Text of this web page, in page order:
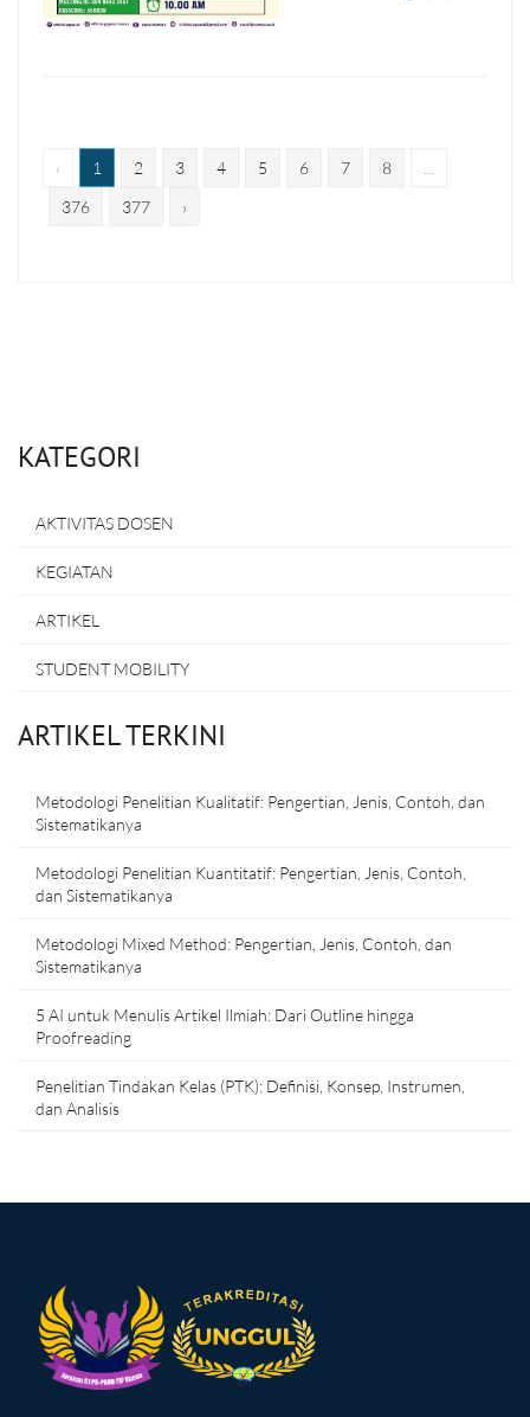
‹ 1 2 3 4 5 6 7 8
376
377 ›
KATEGORI
AKTIVITAS DOSEN
KEGIATAN
ARTIKEL
STUDENT MOBILITY
ARTIKEL TERKINI
Metodologi Penelitian Kualitatif: Pengertian, Jenis, Contoh, dan
Sistematikanya
Metodologi Penelitian Kuantitatif: Pengertian, Jenis, Contoh,
dan Sistematikanya
Metodologi Mixed Method: Pengertian, Jenis, Contoh, dan
Sistematikanya
5 AI untuk Menulis Artikel Ilmiah: Dari Outline hingga
Proofreading
Penelitian Tindakan Kelas (PTK): Definisi, Konsep, Instrumen,
dan Analisis